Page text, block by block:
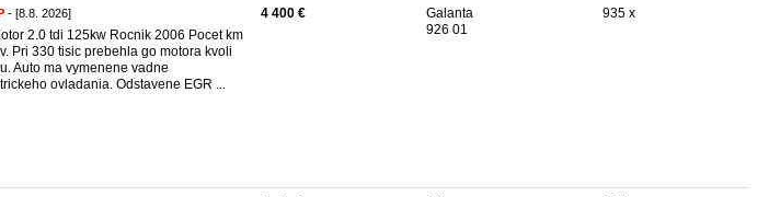
- [8.8. 2026]
2.0 tdi 125kw Rocnik 2006 Pocet km
Pri 330 tisic prebehla go motora kvoli
Auto ma vymenene vadne
ovladania. Odstavene EGR ...
4 400 €
Galanta
926 01
935 x